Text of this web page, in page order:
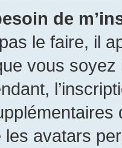
de
le faire, il
vous
avatars